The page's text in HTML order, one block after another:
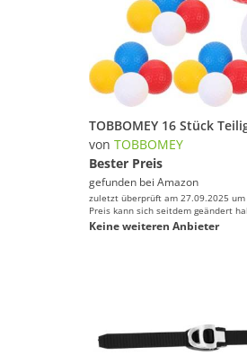
von TOBBOMEY
Bester Preis
gefunden bei Amazon
zuletzt überprüft am 27.09.2025
Preis kann sich seitdem geändert
Keine weiteren Anbieter